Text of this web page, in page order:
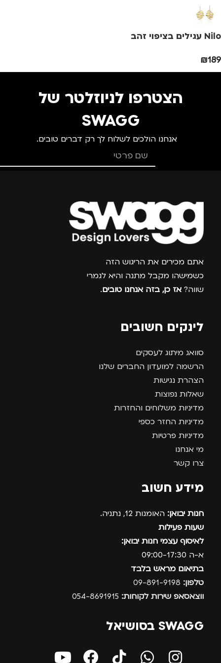
Nilo עגילים בציפוי זהב
₪189
הצטרפו לניוזלטר של
SWAGG
אנחנו הולכים לשלוח לך רק דברים טובים.
צרפו אותי למועדון
אתם מכירים את הריגוש הזה
כשמישהו מקבל מתנה והיא לגמרי
שווה? אז כן, בזה אנחנו טובים.
לינקים חשובים
סוואג מיתוג לעסקים
הרשמה למועדון החברים שלנו
הצהרת נגישות
שאלות נפוצות
מדיניות משלוחים והחזרות
מדיניות החזר כספי
מדיניות פרטיות
מי אנחנו
צרו קשר
מידע חשוב
חנות יבואן: האומנות 12, נתניה.
שעות פעילות
לאיסוף עצמי חנות יבואן:
א-ה 09:00-17:30
בתיאום מראש בלבד
טלפון:
ווצאסאפ שירות לקוחות:
SWAGG בסושיאל